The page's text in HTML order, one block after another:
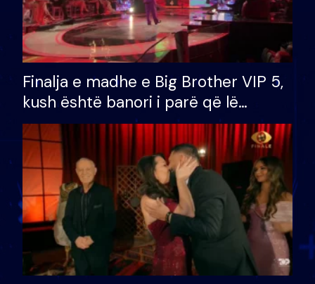
Finalja e madhe e Big Brother VIP 5,
kush është banori i parë që lë
shtëpinë dhe humb mundësinë për
të fituar çmimin e madh